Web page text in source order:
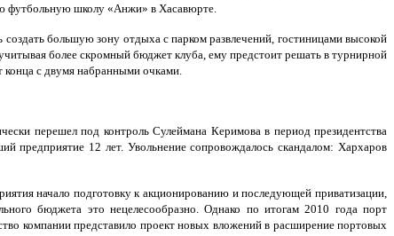
футбольную школу «Анжи» в Хасавюрте.
большую зону отдыха с парком развлечений, гостиницами высокой
более скромный бюджет клуба, ему предстоит решать в турнирной
конца с двумя набранными очками.
перешел под контроль Сулеймана Керимова в период президентства
предприятие 12 лет. Увольнение сопровождалось скандалом: Хархаров
начало подготовку к акционированию и последующей приватизации,
бюджета это нецелесообразно. Однако по итогам 2010 года порт
компании представило проект новых вложений в расширение портовых